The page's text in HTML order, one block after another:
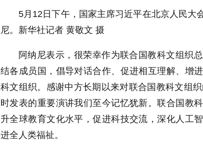
5月12日下午，国家主席习近平在北京人民大
尼。新华社记者 黄敬文 摄
阿纳尼表示，很荣幸作为联合国教科文组织
结各成员国，倡导对话合作、促进相互理解、增
科文组织。感谢中方长期以来对联合国教科文组
时发表的重要演讲我们至今记忆犹新。联合国教
升全球教育文化水平，促进科技交流，深化人工
进全人类福祉。